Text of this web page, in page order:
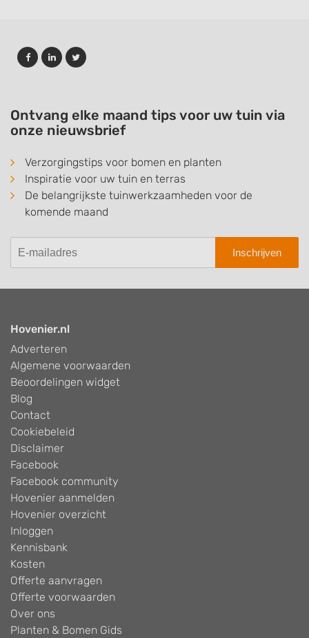
Ontvang elke maand tips voor uw tuin via
onze nieuwsbrief
Verzorgingstips voor bomen en planten
Inspiratie voor uw tuin en terras
De belangrijkste tuinwerkzaamheden voor de
komende maand
Inschrijven
Hovenier.nl
Adverteren
Algemene voorwaarden
Beoordelingen widget
Blog
Contact
Cookiebeleid
Disclaimer
Facebook
Facebook community
Hovenier aanmelden
Hovenier overzicht
Inloggen
Kennisbank
Kosten
Offerte aanvragen
Offerte voorwaarden
Over ons
Planten & Bomen Gids